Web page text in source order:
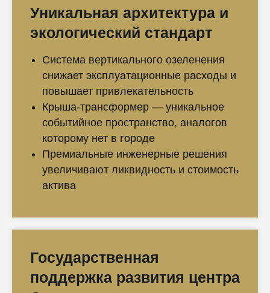
Уникальная архитектура и
экологический стандарт
Система вертикального озеленения
снижает эксплуатационные расходы и
повышает привлекательность
Крыша-трансформер — уникальное
событийное пространство, аналогов
которому нет в городе
Премиальные инженерные решения
увеличивают ликвидность и стоимость
актива
Государственная
поддержка развития центра